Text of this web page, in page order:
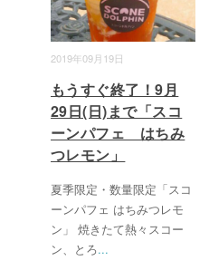
2019年09月19日
もうすぐ終了！9月
29日(日)まで「スコ
ーンパフェ はちみ
つレモン」
夏季限定・数量限定「スコ
ーンパフェ はちみつレモ
ン」 焼きたて熱々スコー
ン、とろ...